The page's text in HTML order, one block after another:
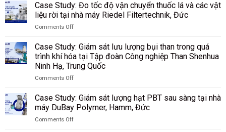
Case Study: Đo tốc độ vận chuyển thuốc lá và các vật
liệu rời tại nhà máy Riedel Filtertechnik, Đức
Comments Off
Case
Study:
Đo
tốc
độ
chuyển
thuốc
và
Case Study: Giám sát lưu lượng bụi than trong quá
trình khí hóa tại Tập đoàn Công nghiệp Than Shenhua
Ninh Hạ, Trung Quốc
Comments Off
Case
Study:
Giám
sát
Case Study: Giám sát lượng hạt PBT sau sàng tại nhà
máy DuBay Polymer, Hamm, Đức
Comments Off